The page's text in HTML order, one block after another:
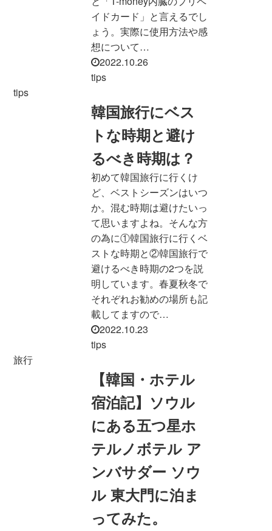
イドカード」と言えるでし
ょう。実際に使用方法や感
想について…
2022.10.26
tips
tips
韓国旅行にベス
トな時期と避け
るべき時期は？
初めて韓国旅行に行くけ
ど、ベストシーズンはいつ
か。混む時期は避けたいっ
て思いますよね。そんな方
の為に①韓国旅行に行くベ
ストな時期と②韓国旅行で
避けるべき時期の2つを説
明しています。春夏秋冬で
それぞれお勧めの場所も記
載してますので…
2022.10.23
tips
旅行
【韓国・ホテル
宿泊記】ソウル
にある五つ星ホ
テルノボテル ア
ンバサダー ソウ
ル 東大門に泊ま
ってみた。